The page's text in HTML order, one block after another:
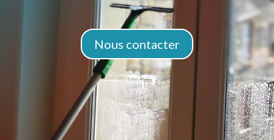
Nous contacter